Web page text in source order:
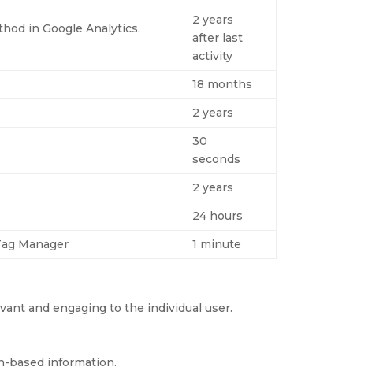
in Google Analytics.
2 years
after last
activity
18 months
2 years
30
seconds
2 years
24 hours
Manager 1 minute
and engaging to the individual user.
based information.